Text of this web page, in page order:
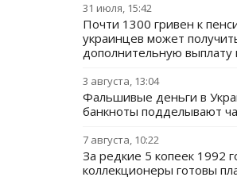
31 июля, 15:42
Почти 1300 гривен к
украинцев может
дополнительную выплату
3 августа, 13:04
Фальшивые деньги в
банкноты подделывают
7 августа, 10:22
За редкие 5 копеек 1992
коллекционеры готовы